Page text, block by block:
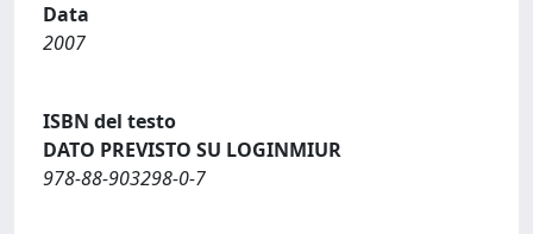
Data
2007
ISBN del testo
DATO PREVISTO SU LOGINMIUR
978-88-903298-0-7